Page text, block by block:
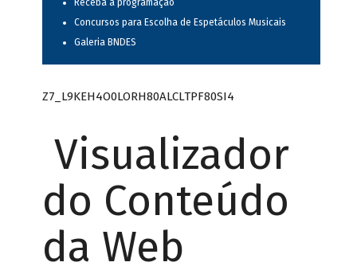
Receba a programação
Concursos para Escolha de Espetáculos Musicais
Galeria BNDES
Z7_L9KEH4O0LORH80ALCLTPF80SI4
Visualizador
do Conteúdo
da Web